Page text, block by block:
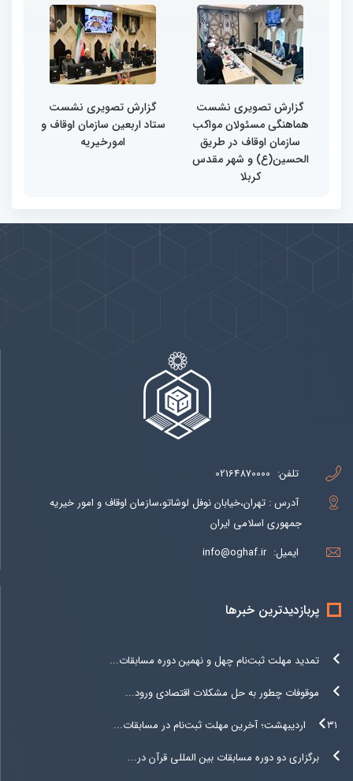
گزارش تصویری نشست
هماهنگی مسئولان مواکب
سازمان اوقاف در طریق
الحسین(ع) و شهر مقدس
کربلا
گزارش تصویری نشست
ستاد اربعین سازمان اوقاف و
امورخیریه
تلفن: 02164870000
آدرس : تهران،خیابان نوفل لوشاتو،سازمان اوقاف و امور خیریه
جمهوری اسلامی ایران
ایمیل: info@oghaf.ir
پربازدیدترین خبرها
تمدید مهلت ثبت‌نام چهل و نهمین دوره مسابقات...
موقوفات چطور به حل مشکلات اقتصادی ورود...
۳۱ اردیبهشت؛ آخرین مهلت ثبت‌نام در مسابقات...
برگزاری دو دوره مسابقات بین المللی قرآن در...